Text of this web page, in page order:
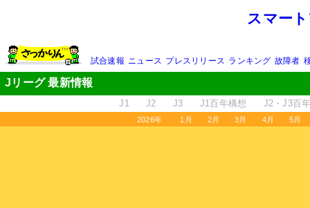
スマー
試合速報 ニュース プレスリリース ランキング 故障者
Jリーグ 最新情報
J1 J2 J3 J1百年構想 J2・J3百
2026年 1月 2月 3月 4月 5月